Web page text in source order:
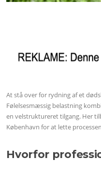
At stå over for rydning af et
Følelsesmæssig belastning
en velstruktureret tilgang. Her
København for at lette
Hvorfor